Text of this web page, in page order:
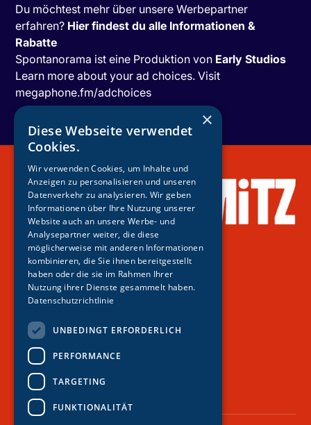
Du möchtest mehr über unsere Werbepartner
erfahren? Hier findest du alle Informationen &
Rabatte
Spontanorama ist eine Produktion von Early Studios
Learn more about your ad choices. Visit
megaphone.fm/adchoices
Tickets
Podcast
×
Diese Webseite verwendet
Cookies.
Wir verwenden Cookies, um Inhalte und
Anzeigen zu personalisieren und unseren
Datenverkehr zu analysieren. Wir geben
Informationen über Ihre Nutzung unserer
Website auch an unsere Werbe- und
Analysepartner weiter, die diese
möglicherweise mit anderen Informationen
kombinieren, die Sie ihnen bereitgestellt
haben oder die sie im Rahmen Ihrer
Nutzung ihrer Dienste gesammelt haben.
Datenschutzrichtlinie
UNBEDINGT ERFORDERLICH
PERFORMANCE
TARGETING
FUNKTIONALITÄT